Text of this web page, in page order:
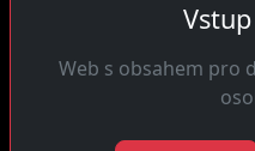
Web s obsahem pro